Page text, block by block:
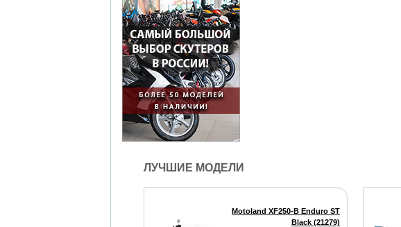
ЛУЧШИЕ МОДЕЛИ
Motoland XF250-B Enduro ST
Black (21279)